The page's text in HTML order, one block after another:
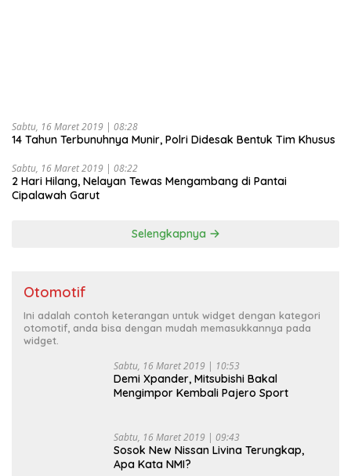
Sabtu, 16 Maret 2019 | 08:28
14 Tahun Terbunuhnya Munir, Polri Didesak Bentuk Tim Khusus
Sabtu, 16 Maret 2019 | 08:22
2 Hari Hilang, Nelayan Tewas Mengambang di Pantai
Cipalawah Garut
Selengkapnya
Otomotif
Ini adalah contoh keterangan untuk widget dengan kategori
otomotif, anda bisa dengan mudah memasukkannya pada
widget.
Sabtu, 16 Maret 2019 | 10:53
Demi Xpander, Mitsubishi Bakal
Mengimpor Kembali Pajero Sport
Sabtu, 16 Maret 2019 | 09:43
Sosok New Nissan Livina Terungkap,
Apa Kata NMI?